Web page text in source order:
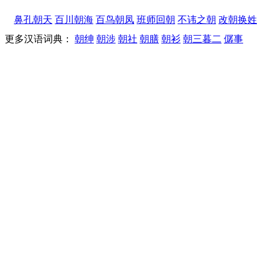
鼻孔朝天 百川朝海 百鸟朝凤 班师回朝 不讳之朝 改朝换姓
更多汉语词典： 朝绅 朝涉 朝社 朝膳 朝衫 朝三暮二 僝事